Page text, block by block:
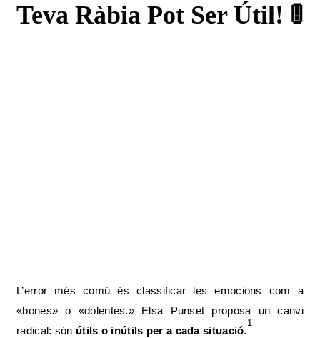
Teva Ràbia Pot Ser Útil! 🚦
L’error més comú és classificar les emocions com a
«bones» o «dolentes.» Elsa Punset proposa un canvi
radical: són útils o inútils per a cada situació.
1